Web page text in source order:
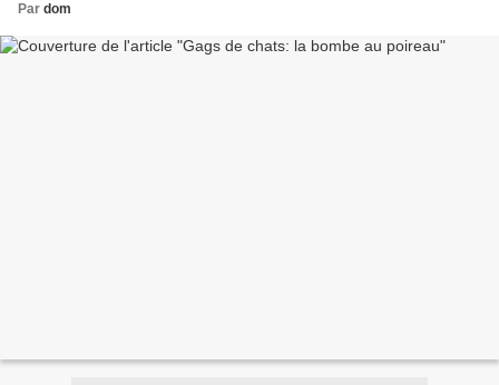
Par dom